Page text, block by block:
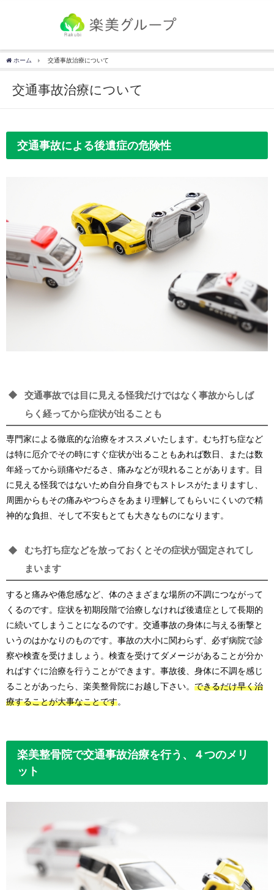
ホーム 交通事故治療について
交通事故治療について
交通事故による後遺症の危険性
交通事故では目に見える怪我だけではなく事故からしば
らく経ってから症状が出ることも
専門家による徹底的な治療をオススメいたします。むち打ち症など
は特に厄介でその時にすぐ症状が出ることもあれば数日、または数
年経ってから頭痛やだるさ、痛みなどが現れることがあります。目
に見える怪我ではないため自分自身でもストレスがたまりますし、
周囲からもその痛みやつらさをあまり理解してもらいにくいので精
神的な負担、そして不安もとても大きなものになります。
むち打ち症などを放っておくとその症状が固定されてし
まいます
すると痛みや倦怠感など、体のさまざまな場所の不調につながって
くるのです。症状を初期段階で治療しなければ後遺症として長期的
に続いてしまうことになるのです。交通事故の身体に与える衝撃と
いうのはかなりのものです。事故の大小に関わらず、必ず病院で診
察や検査を受けましょう。検査を受けてダメージがあることが分か
ればすぐに治療を行うことができます。事故後、身体に不調を感じ
ることがあったら、楽美整骨院にお越し下さい。 できるだけ早く治
療することが大事なことです
楽美整骨院で交通事故治療を行う、４つのメリ
ット